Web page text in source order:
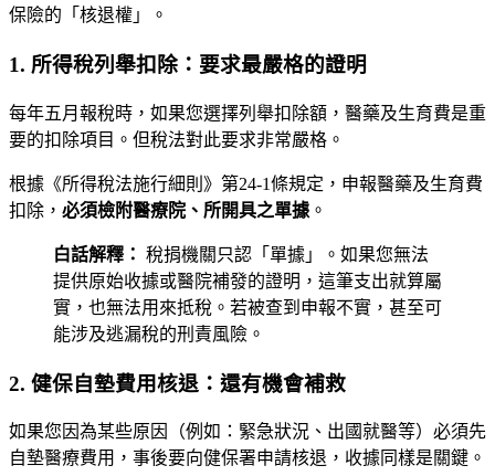
保險的「核退權」。
1. 所得稅列舉扣除：要求最嚴格的證明
每年五月報稅時，如果您選擇列舉扣除額，醫藥及生育費是重
要的扣除項目。但稅法對此要求非常嚴格。
根據《所得稅法施行細則》第24-1條規定，申報醫藥及生育費
扣除， 必須檢附醫療院、所開具之單據 。
白話解釋： 稅捐機關只認「單據」。如果您無法
提供原始收據或醫院補發的證明，這筆支出就算屬
實，也無法用來抵稅。若被查到申報不實，甚至可
能涉及逃漏稅的刑責風險。
2. 健保自墊費用核退：還有機會補救
如果您因為某些原因（例如：緊急狀況、出國就醫等）必須先
自墊醫療費用，事後要向健保署申請核退，收據同樣是關鍵。